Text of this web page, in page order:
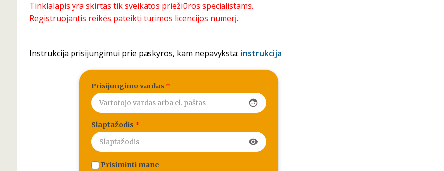
Tinklalapis yra skirtas tik sveikatos priežiūros specialistams.
Registruojantis reikės pateikti turimos licencijos numerį.
Instrukcija prisijungimui prie paskyros, kam nepavyksta: instrukcija
Prisijungimo vardas *
face
Slaptažodis *
visibility
Prisiminti mane